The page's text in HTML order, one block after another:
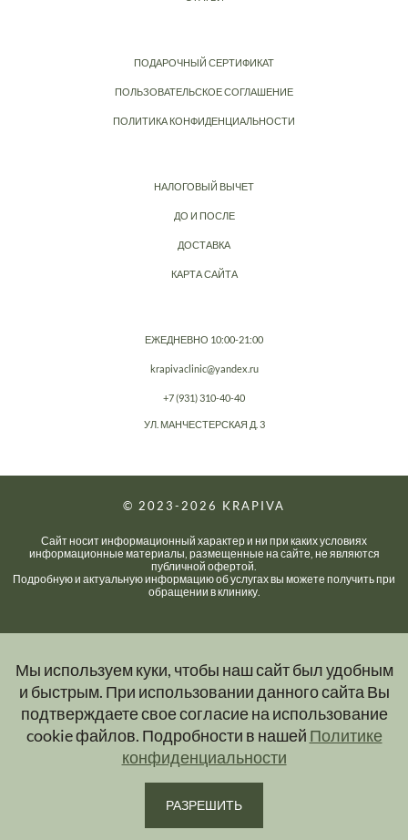
Мы используем куки, чтобы наш сайт был удобным
и быстрым. При использовании данного сайта Вы
подтверждаете свое согласие на использование
cookie файлов. Подробности в нашей Политике
конфиденциальности
РАЗРЕШИТЬ
ПОДАРОЧНЫЙ СЕРТИФИКАТ
ПОЛЬЗОВАТЕЛЬСКОЕ СОГЛАШЕНИЕ
ПОЛИТИКА КОНФИДЕНЦИАЛЬНОСТИ
НАЛОГОВЫЙ ВЫЧЕТ
ДО И ПОСЛЕ
ДОСТАВКА
КАРТА САЙТА
ЕЖЕДНЕВНО 10:00-21:00
krapivaclinic@yandex.ru
+7 (931) 310-40-40
УЛ. МАНЧЕСТЕРСКАЯ Д. 3
© 2023-2026 KRAPIVA
Сайт носит информационный характер и ни при каких условиях
информационные материалы, размещенные на сайте, не являются
публичной офертой.
Подробную и актуальную информацию об услугах вы можете получить при
обращении в клинику.